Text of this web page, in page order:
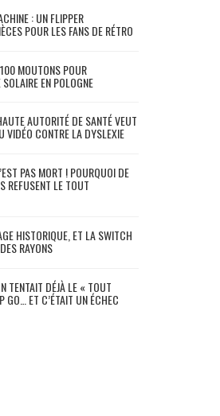
: UN FLIPPER
POUR LES FANS DE RÉTRO
MOUTONS POUR
EN POLOGNE
AUTORITÉ DE SANTÉ VEUT
VIDÉO CONTRE LA DYSLEXIE
PAS MORT ! POURQUOI DE
REFUSENT LE TOUT
HISTORIQUE, ET LA SWITCH
RAYONS
TENTAIT DÉJÀ LE « TOUT
GO… ET C’ÉTAIT UN ÉCHEC